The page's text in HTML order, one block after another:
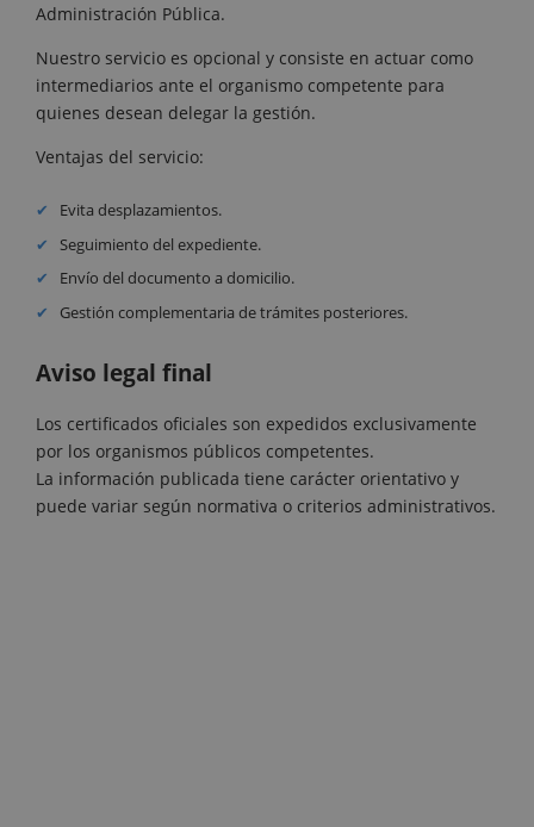
Administración Pública.
Nuestro servicio es opcional y consiste en actuar como
intermediarios ante el organismo competente para
quienes desean delegar la gestión.
Ventajas del servicio:
Evita desplazamientos.
Seguimiento del expediente.
Envío del documento a domicilio.
Gestión complementaria de trámites posteriores.
Aviso legal final
Los certificados oficiales son expedidos exclusivamente
por los organismos públicos competentes.
La información publicada tiene carácter orientativo y
puede variar según normativa o criterios administrativos.